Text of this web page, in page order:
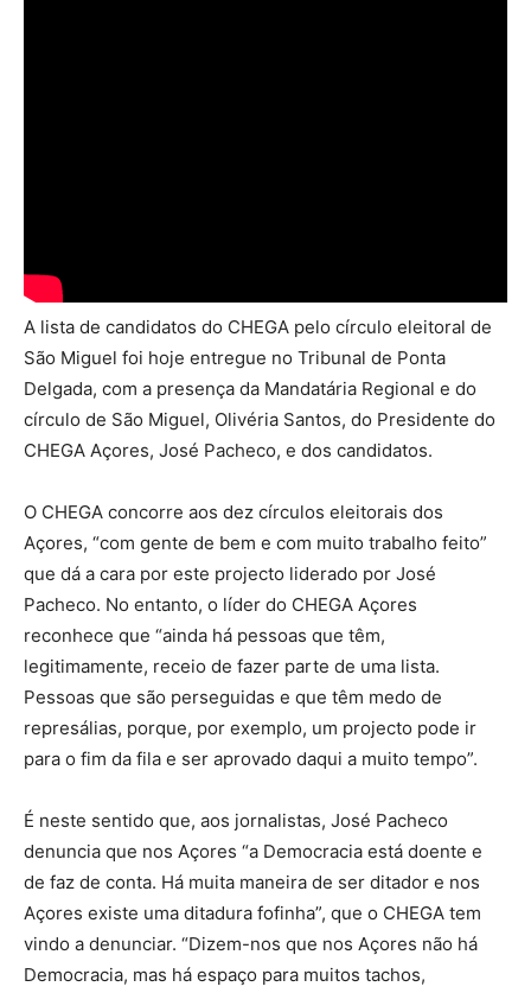
A lista de candidatos do CHEGA pelo círculo eleitoral de
São Miguel foi hoje entregue no Tribunal de Ponta
Delgada, com a presença da Mandatária Regional e do
círculo de São Miguel, Olivéria Santos, do Presidente do
CHEGA Açores, José Pacheco, e dos candidatos.
O CHEGA concorre aos dez círculos eleitorais dos
Açores, “com gente de bem e com muito trabalho feito”
que dá a cara por este projecto liderado por José
Pacheco. No entanto, o líder do CHEGA Açores
reconhece que “ainda há pessoas que têm,
legitimamente, receio de fazer parte de uma lista.
Pessoas que são perseguidas e que têm medo de
represálias, porque, por exemplo, um projecto pode ir
para o fim da fila e ser aprovado daqui a muito tempo”.
É neste sentido que, aos jornalistas, José Pacheco
denuncia que nos Açores “a Democracia está doente e
de faz de conta. Há muita maneira de ser ditador e nos
Açores existe uma ditadura fofinha”, que o CHEGA tem
vindo a denunciar. “Dizem-nos que nos Açores não há
Democracia, mas há espaço para muitos tachos,